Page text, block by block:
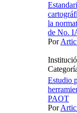
la
de No.
Por
Estudio
PAOT
Por